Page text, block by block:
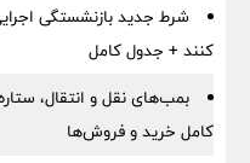
کنند + جدول کامل
بمب‌های نقل و انتقال،
کامل خرید و فروش‌ها